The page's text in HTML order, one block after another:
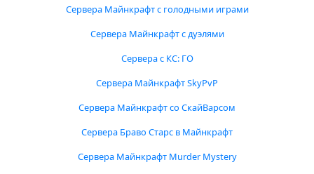
Сервера Майнкрафт с голодными играми
Сервера Майнкрафт с дуэлями
Сервера с КС: ГО
Сервера Майнкрафт SkyPvP
Сервера Майнкрафт со СкайВарсом
Сервера Браво Старс в Майнкрафт
Сервера Майнкрафт Murder Mystery